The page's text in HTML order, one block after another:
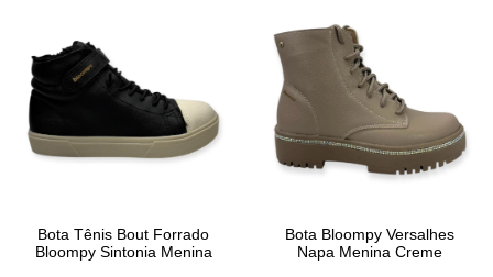
Bota Tênis Bout Forrado
Bloompy Sintonia Menina
Bota Bloompy Versalhes
Napa Menina Creme